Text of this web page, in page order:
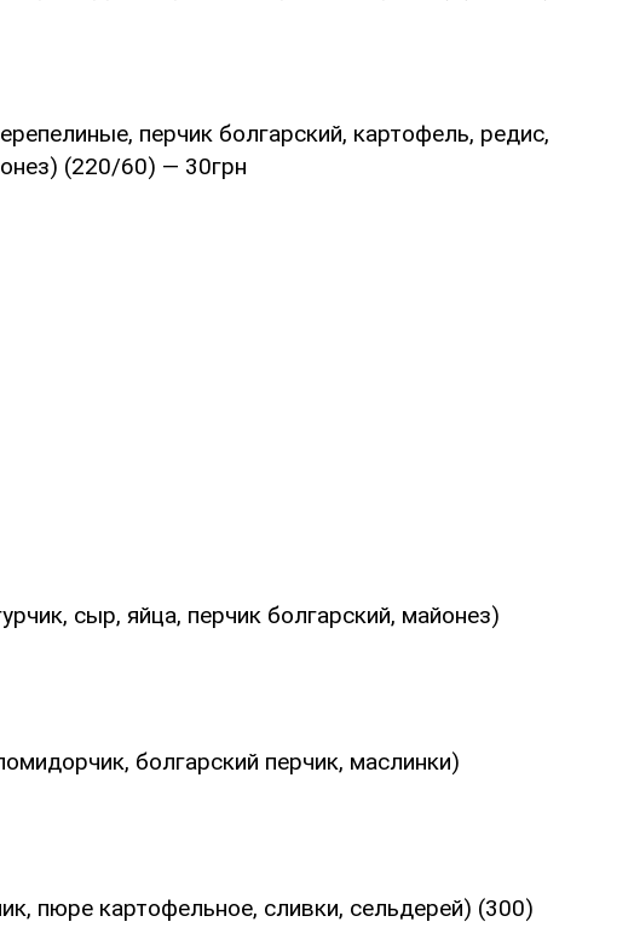
перчик болгарский, картофель, редис,
(220/60) — 30грн
сыр, яйца, перчик болгарский, майонез)
болгарский перчик, маслинки)
пюре картофельное, сливки, сельдерей) (300)